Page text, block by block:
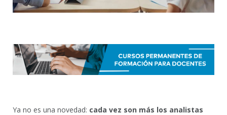
Ya no es una novedad: cada vez son más los analistas